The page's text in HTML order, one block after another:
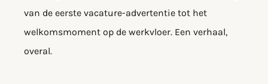
van de eerste vacature-advertentie tot het
welkomsmoment op de werkvloer. Een verhaal,
overal.